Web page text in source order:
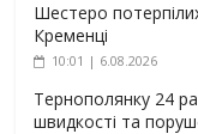
Шестеро
Кременці
10:01 | 6.08.2026
Тернополянку 24
швидкості та